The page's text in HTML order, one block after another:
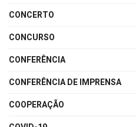
CONCERTO
CONCURSO
CONFERÊNCIA
CONFERÊNCIA DE IMPRENSA
COOPERAÇÃO